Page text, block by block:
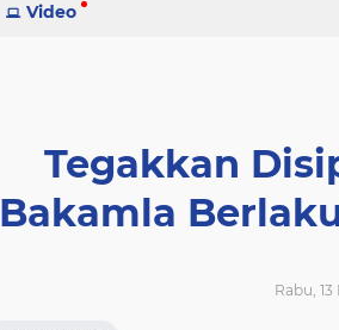
Video
Tegakkan
Bakamla
Rabu,